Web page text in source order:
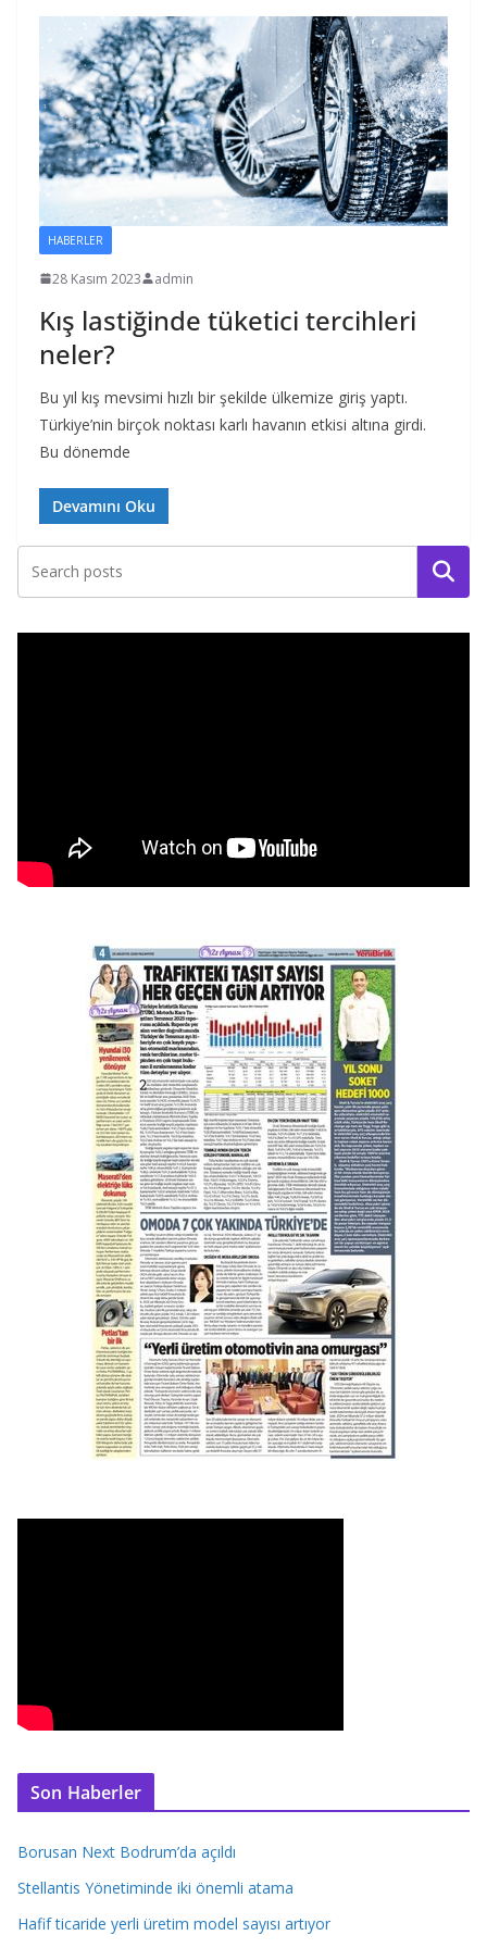
HABERLER
28 Kasım 2023 admin
Kış lastiğinde tüketici tercihleri
neler?
Bu yıl kış mevsimi hızlı bir şekilde ülkemize giriş yaptı.
Türkiye’nin birçok noktası karlı havanın etkisi altına girdi.
Bu dönemde
Devamını Oku
Ara
Son Haberler
Borusan Next Bodrum’da açıldı
Stellantis Yönetiminde iki önemli atama
Hafif ticaride yerli üretim model sayısı artıyor